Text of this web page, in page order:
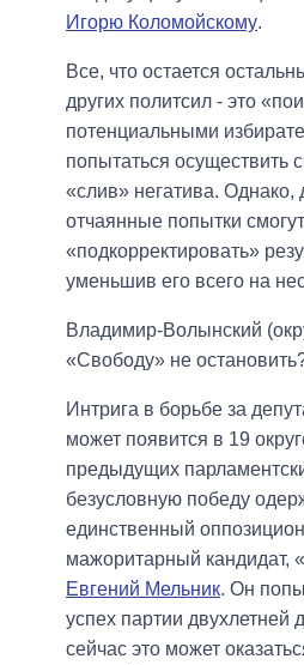
Игорю Коломойскому.
Все, что остается
других политсил - это
потенциальными
попытаться осуществить
«слив» негатива. Однако,
отчаянные попытки
«подкорректировать»
уменьшив его всего на
Владимир-Волынский (
«Свободу» не остановить
Интрига в борьбе за
может появится в 19
предыдущих
безусловную победу
единственный
мажоритарный кандидат,
Евгений Мельник. Он
успех партии двухлетней
сейчас это может